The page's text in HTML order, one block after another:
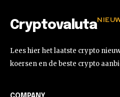
Cryptovaluta
Lees hier het laatste crypto
koersen en de beste crypto